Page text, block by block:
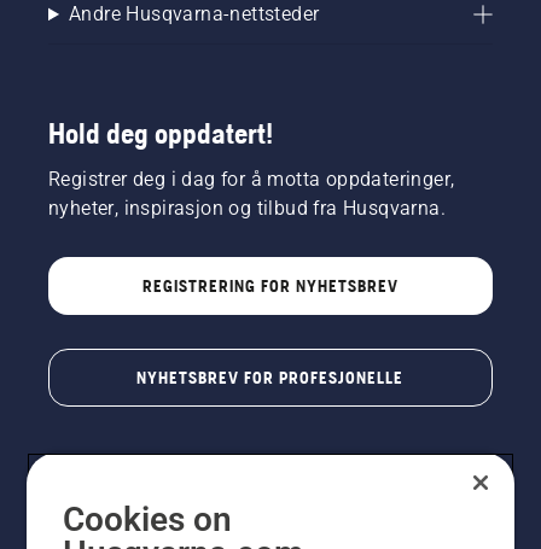
Andre Husqvarna-nettsteder
Hold deg oppdatert!
Registrer deg i dag for å motta oppdateringer,
nyheter, inspirasjon og tilbud fra Husqvarna.
REGISTRERING FOR NYHETSBREV
NYHETSBREV FOR PROFESJONELLE
Cookies on